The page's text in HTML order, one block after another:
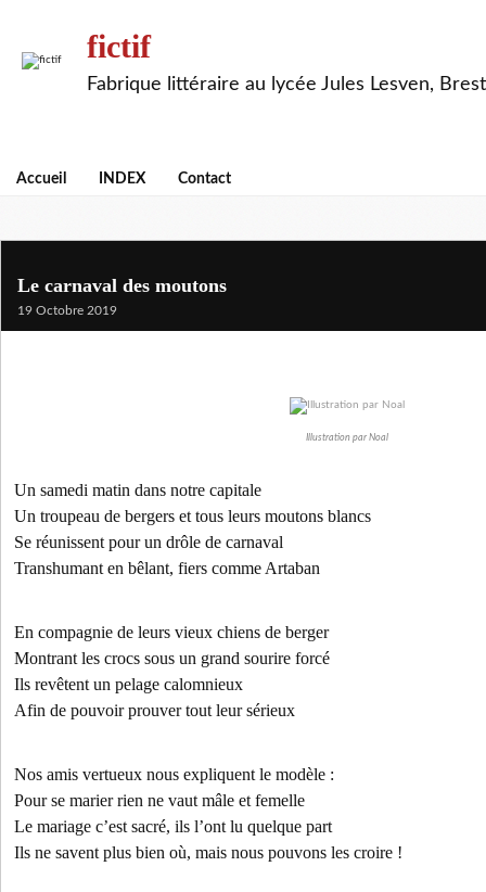
fictif
Fabrique littéraire au lycée Jules Lesven, Brest
Accueil INDEX Contact
Le carnaval des moutons
19 Octobre 2019
Illustration par Noal
Un samedi matin dans notre capitale
Un troupeau de bergers et tous leurs moutons blancs
Se réunissent pour un drôle de carnaval
Transhumant en bêlant, fiers comme Artaban
En compagnie de leurs vieux chiens de berger
Montrant les crocs sous un grand sourire forcé
Ils revêtent un pelage calomnieux
Afin de pouvoir prouver tout leur sérieux
Nos amis vertueux nous expliquent le modèle :
Pour se marier rien ne vaut mâle et femelle
Le mariage c’est sacré, ils l’ont lu quelque part
Ils ne savent plus bien où, mais nous pouvons les croire !